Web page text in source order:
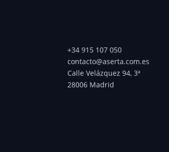
+34 915 107 050
contacto@aserta.com.es
Calle Velázquez 94, 3ª
28006 Madrid